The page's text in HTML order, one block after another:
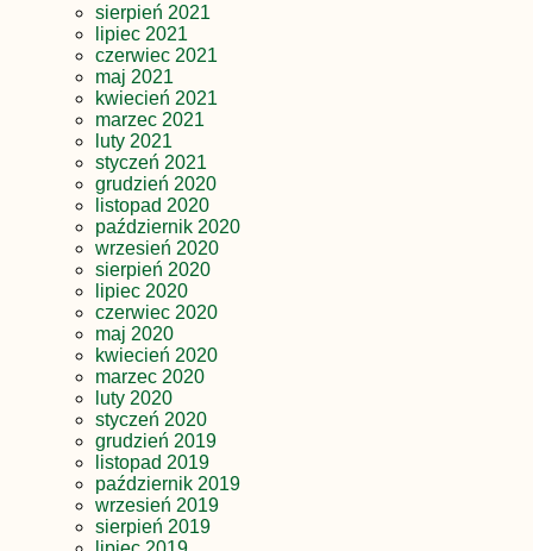
sierpień 2021
lipiec 2021
czerwiec 2021
maj 2021
kwiecień 2021
marzec 2021
luty 2021
styczeń 2021
grudzień 2020
listopad 2020
październik 2020
wrzesień 2020
sierpień 2020
lipiec 2020
czerwiec 2020
maj 2020
kwiecień 2020
marzec 2020
luty 2020
styczeń 2020
grudzień 2019
listopad 2019
październik 2019
wrzesień 2019
sierpień 2019